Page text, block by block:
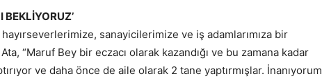
BEKLİYORUZ’
sanayicilerimize ve iş adamlarımıza bir
“Maruf Bey bir eczacı olarak kazandığı ve bu zamana kadar
ve daha önce de aile olarak 2 tane yaptırmışlar. İnanıyorum